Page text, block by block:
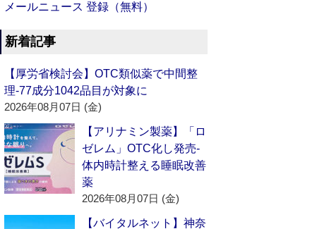
メールニュース 登録（無料）
新着記事
【厚労省検討会】OTC類似薬で中間整
理‐77成分1042品目が対象に
2026年08月07日 (金)
【アリナミン製薬】「ロ
ゼレム」OTC化し発売‐
体内時計整える睡眠改善
薬
2026年08月07日 (金)
【バイタルネット】神奈